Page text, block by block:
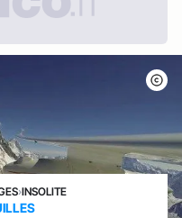
›INSOLITE